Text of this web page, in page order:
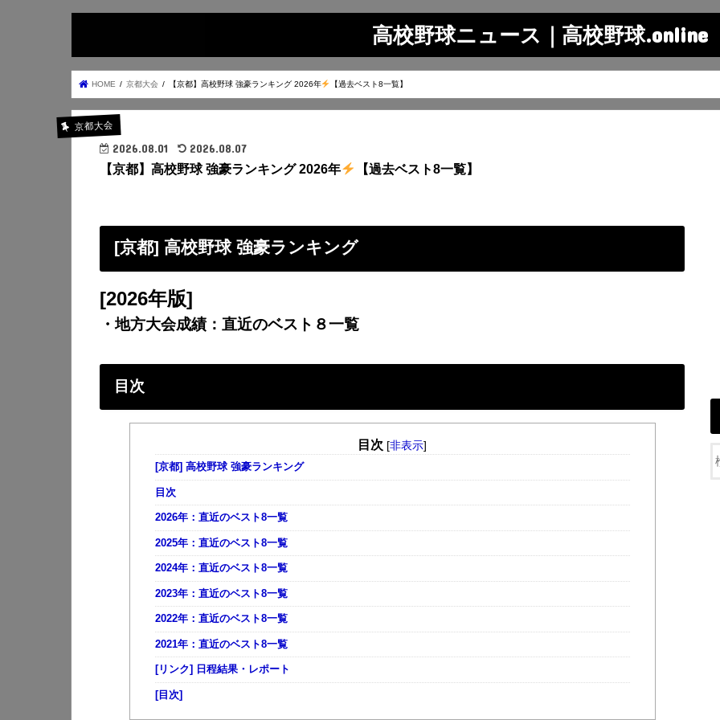
高校野球ニュース｜高校野球.online
HOME 京都大会 【京都】高校野球 強豪ランキング 2026年 【過去ベスト8一覧】
京都大会
2026.08.01 2026.08.07
【京都】高校野球 強豪ランキング 2026年 【過去ベスト8一覧】
[京都] 高校野球 強豪ランキング
[2026年版]
・地方大会成績：直近のベスト８一覧
目次
目次 [非表示]
[京都] 高校野球 強豪ランキング
目次
2026年：直近のベスト8一覧
2025年：直近のベスト8一覧
2024年：直近のベスト8一覧
2023年：直近のベスト8一覧
2022年：直近のベスト8一覧
2021年：直近のベスト8一覧
[リンク] 日程結果・レポート
[目次]